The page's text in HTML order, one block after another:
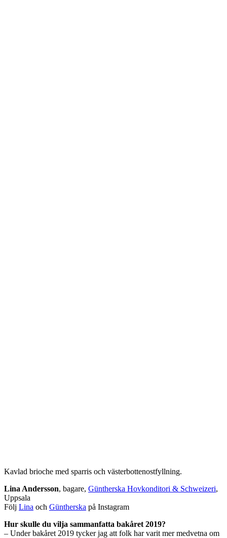
Kavlad brioche med sparris och västerbottenostfyllning.
Lina Andersson, bagare, Güntherska Hovkonditori & Schweizeri,
Uppsala
Följ Lina och Güntherska på Instagram
Hur skulle du vilja sammanfatta bakåret 2019?
– Under bakåret 2019 tycker jag att folk har varit mer medvetna om